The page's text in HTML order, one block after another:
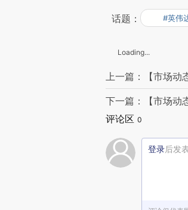
话题： #英伟
Loading...
上一篇：【市场动
下一篇：【市场动
评论区 0
登录后发